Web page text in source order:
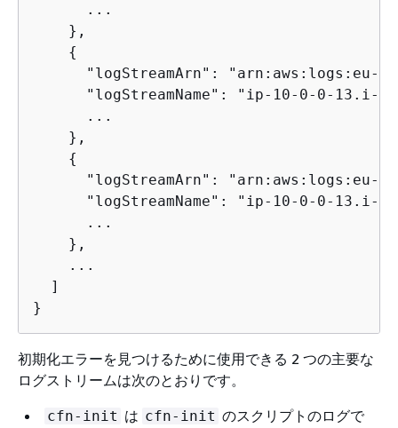
      ...
    },
{
"logStreamArn": "arn:aws:logs:eu-
"logStreamName": "ip-10-0-0-13.i-
      ...
    },
{
"logStreamArn": "arn:aws:logs:eu-
"logStreamName": "ip-10-0-0-13.i-
      ...
    },
    ...
  ]
}
初期化エラーを見つけるために使用できる 2 つの主要な
ログストリームは次のとおりです。
cfn-init は cfn-init のスクリプトのログで